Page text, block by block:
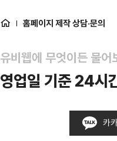
홈페이지 제작 상담·문의
유비웹에 무엇이든 물어
영업일 기준 24시
카